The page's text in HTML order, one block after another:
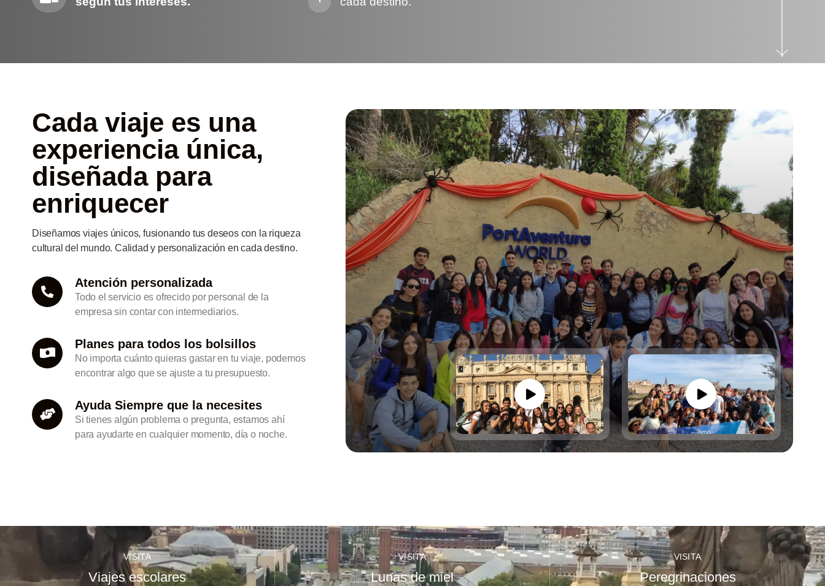
Cada viaje es una
experiencia única,
diseñada para
enriquecer
Diseñamos viajes únicos, fusionando tus deseos con la riqueza
cultural del mundo. Calidad y personalización en cada destino.
Atención personalizada
Todo el servicio es ofrecido por personal de la
empresa sin contar con intermediarios.
Planes para todos los bolsillos
No importa cuánto quieras gastar en tu viaje, podemos
encontrar algo que se ajuste a tu presupuesto.
Ayuda Siempre que la necesites
Si tienes algún problema o pregunta, estamos ahí
para ayudarte en cualquier momento, día o noche.
VISITA
Viajes escolares
VISITA
Lunas de miel
VISITA
Peregrinaciones